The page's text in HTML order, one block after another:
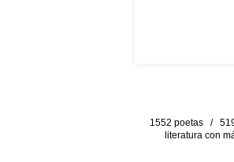
1552 poetas /
literatura con